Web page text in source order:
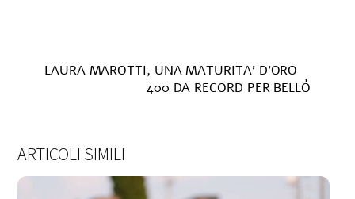
LAURA MAROTTI, UNA MATURITA’ D’ORO
400 DA RECORD PER BELLÓ
ARTICOLI SIMILI